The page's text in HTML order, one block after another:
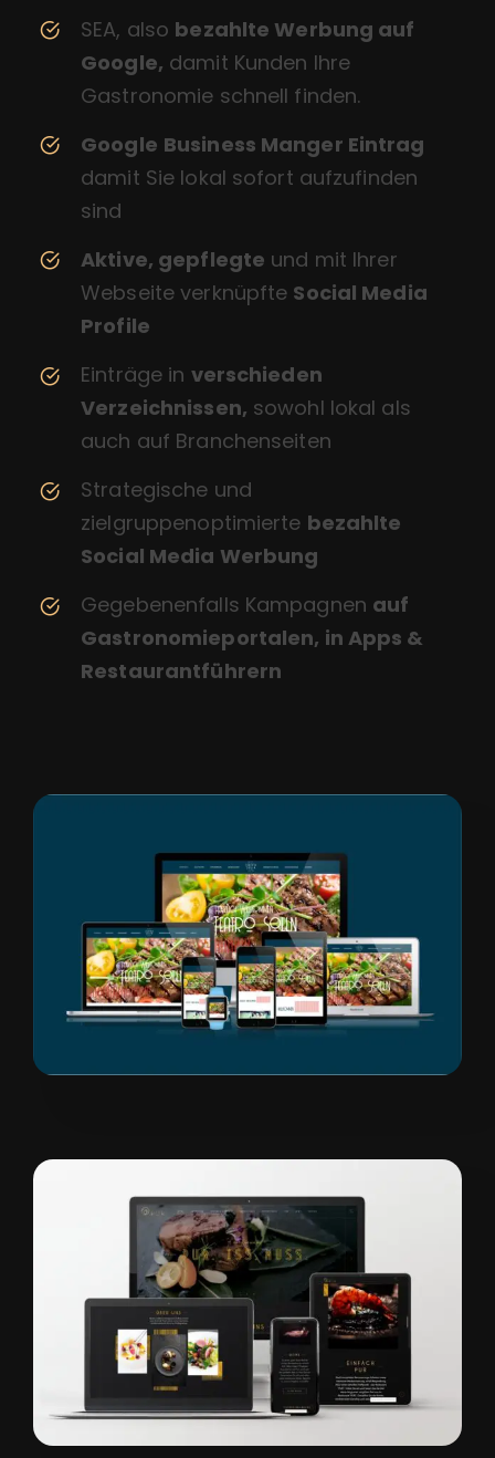
SEA, also bezahlte Werbung auf
Google, damit Kunden Ihre
Gastronomie schnell finden.
Google Business Manger Eintrag
damit Sie lokal sofort aufzufinden
sind
Aktive, gepflegte und mit Ihrer
Webseite verknüpfte Social Media
Profile
Einträge in verschieden
Verzeichnissen, sowohl lokal als
auch auf Branchenseiten
Strategische und
zielgruppenoptimierte bezahlte
Social Media Werbung
Gegebenenfalls Kampagnen auf
Gastronomieportalen, in Apps &
Restaurantführern